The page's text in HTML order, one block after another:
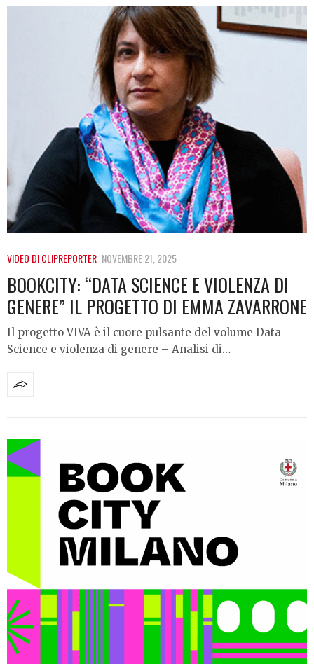
VIDEO DI CLIPREPORTER NOVEMBRE 21, 2025
BOOKCITY: “DATA SCIENCE E VIOLENZA DI
GENERE” IL PROGETTO DI EMMA ZAVARRONE
Il progetto VIVA è il cuore pulsante del volume Data
Science e violenza di genere – Analisi di…